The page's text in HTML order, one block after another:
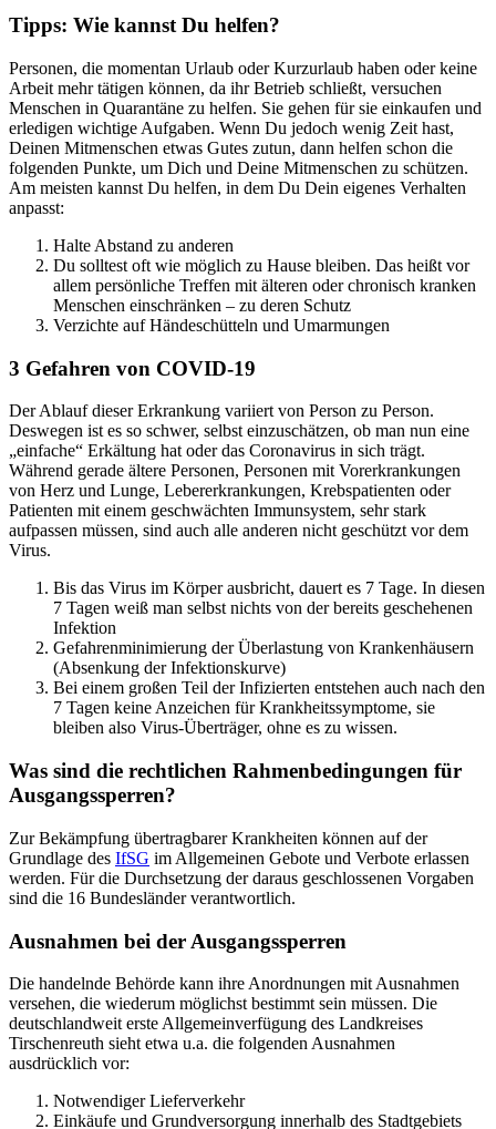
Tipps: Wie kannst Du helfen?
Personen, die momentan Urlaub oder Kurzurlaub haben oder keine
Arbeit mehr tätigen können, da ihr Betrieb schließt, versuchen
Menschen in Quarantäne zu helfen. Sie gehen für sie einkaufen und
erledigen wichtige Aufgaben. Wenn Du jedoch wenig Zeit hast,
Deinen Mitmenschen etwas Gutes zutun, dann helfen schon die
folgenden Punkte, um Dich und Deine Mitmenschen zu schützen.
Am meisten kannst Du helfen, in dem Du Dein eigenes Verhalten
anpasst:
Halte Abstand zu anderen
Du solltest oft wie möglich zu Hause bleiben. Das heißt vor
allem persönliche Treffen mit älteren oder chronisch kranken
Menschen einschränken – zu deren Schutz
Verzichte auf Händeschütteln und Umarmungen
3 Gefahren von COVID-19
Der Ablauf dieser Erkrankung variiert von Person zu Person.
Deswegen ist es so schwer, selbst einzuschätzen, ob man nun eine
„einfache“ Erkältung hat oder das Coronavirus in sich trägt.
Während gerade ältere Personen, Personen mit Vorerkrankungen
von Herz und Lunge, Lebererkrankungen, Krebspatienten oder
Patienten mit einem geschwächten Immunsystem, sehr stark
aufpassen müssen, sind auch alle anderen nicht geschützt vor dem
Virus.
Bis das Virus im Körper ausbricht, dauert es 7 Tage. In diesen
7 Tagen weiß man selbst nichts von der bereits geschehenen
Infektion
Gefahrenminimierung der Überlastung von Krankenhäusern
(Absenkung der Infektionskurve)
Bei einem großen Teil der Infizierten entstehen auch nach den
7 Tagen keine Anzeichen für Krankheitssymptome, sie
bleiben also Virus-Überträger, ohne es zu wissen.
Was sind die rechtlichen Rahmenbedingungen für
Ausgangssperren?
Zur Bekämpfung übertragbarer Krankheiten können auf der
Grundlage des IfSG im Allgemeinen Gebote und Verbote erlassen
werden. Für die Durchsetzung der daraus geschlossenen Vorgaben
sind die 16 Bundesländer verantwortlich.
Ausnahmen bei der Ausgangssperren
Die handelnde Behörde kann ihre Anordnungen mit Ausnahmen
versehen, die wiederum möglichst bestimmt sein müssen. Die
deutschlandweit erste Allgemeinverfügung des Landkreises
Tirschenreuth sieht etwa u.a. die folgenden Ausnahmen
ausdrücklich vor:
Notwendiger Lieferverkehr
Einkäufe und Grundversorgung innerhalb des Stadtgebiets